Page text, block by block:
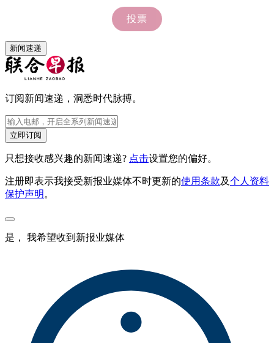
新闻速递
订阅新闻速递，洞悉时代脉搏。
立即订阅
只想接收感兴趣的新闻速递? 点击设置您的偏好。
注册即表示我接受新报业媒体不时更新的使用条款及个人资料
保护声明 。
是， 我希望收到新报业媒体